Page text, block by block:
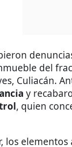
del
Culiacán.
y
, quien
los